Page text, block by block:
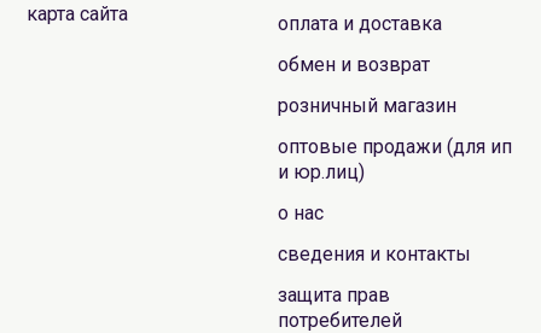
карта сайта
оплата и доставка
обмен и возврат
розничный магазин
оптовые продажи (для ип
и юр.лиц)
о нас
сведения и контакты
защита прав
потребителей